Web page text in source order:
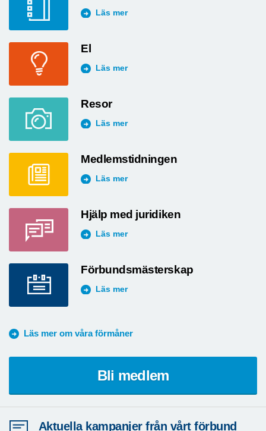
Läs mer
El
Läs mer
Resor
Läs mer
Medlemstidningen
Läs mer
Hjälp med juridiken
Läs mer
Förbundsmästerskap
Läs mer
Läs mer om våra förmåner
Bli medlem
Aktuella kampanjer från vårt förbund